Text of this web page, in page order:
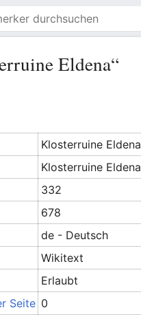
Eldena“
Klosterruine Eldena
Klosterruine Eldena
332
678
de - Deutsch
Wikitext
Erlaubt
Seite 0